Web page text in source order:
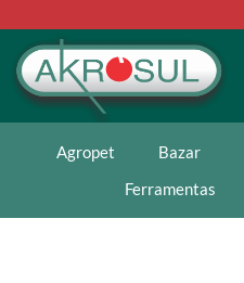
Agropet Bazar
Ferramentas